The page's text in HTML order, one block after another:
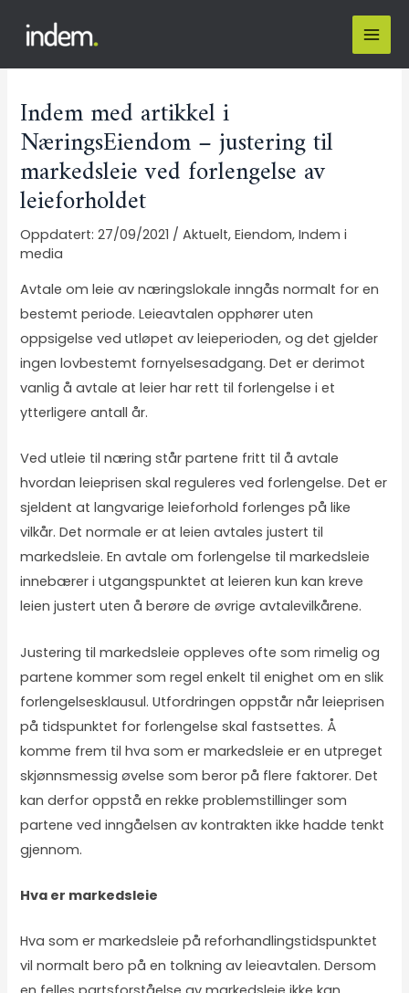
Indem med artikkel i
NæringsEiendom – justering til
markedsleie ved forlengelse av
leieforholdet
27/09/2021 /Aktuelt,Eiendom,Indem i
media
Avtale om leie av næringslokale inngås normalt for en
bestemt periode. Leieavtalen opphører uten
oppsigelse ved utløpet av leieperioden, og det gjelder
ingen lovbestemt fornyelsesadgang. Det er derimot
vanlig å avtale at leier har rett til forlengelse i et
ytterligere antall år.
Ved utleie til næring står partene fritt til å avtale
hvordan leieprisen skal reguleres ved forlengelse. Det er
sjeldent at langvarige leieforhold forlenges på like
vilkår. Det normale er at leien avtales justert til
markedsleie. En avtale om forlengelse til markedsleie
innebærer i utgangspunktet at leieren kun kan kreve
leien justert uten å berøre de øvrige avtalevilkårene.
Justering til markedsleie oppleves ofte som rimelig og
partene kommer som regel enkelt til enighet om en slik
forlengelsesklausul. Utfordringen oppstår når leieprisen
på tidspunktet for forlengelse skal fastsettes. Å
komme frem til hva som er markedsleie er en utpreget
skjønnsmessig øvelse som beror på flere faktorer. Det
kan derfor oppstå en rekke problemstillinger som
partene ved inngåelsen av kontrakten ikke hadde tenkt
gjennom.
Hva er markedsleie
Hva som er markedsleie på reforhandlingstidspunktet
vil normalt bero på en tolkning av leieavtalen. Dersom